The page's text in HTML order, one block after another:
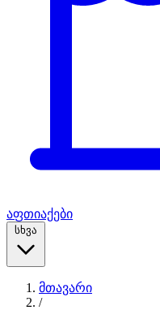
აფთიაქები
სხვა
მთავარი
/